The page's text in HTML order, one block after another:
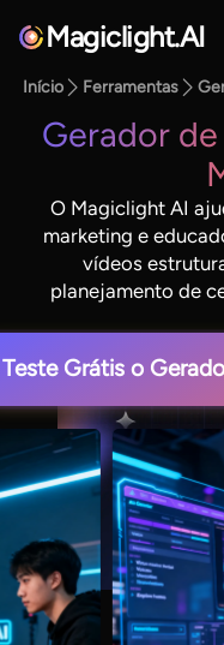
Magiclight.AI
Início Ferramentas
Gerador
O Magiclight AI
marketing e
vídeos
planejamento de
Teste Grátis o